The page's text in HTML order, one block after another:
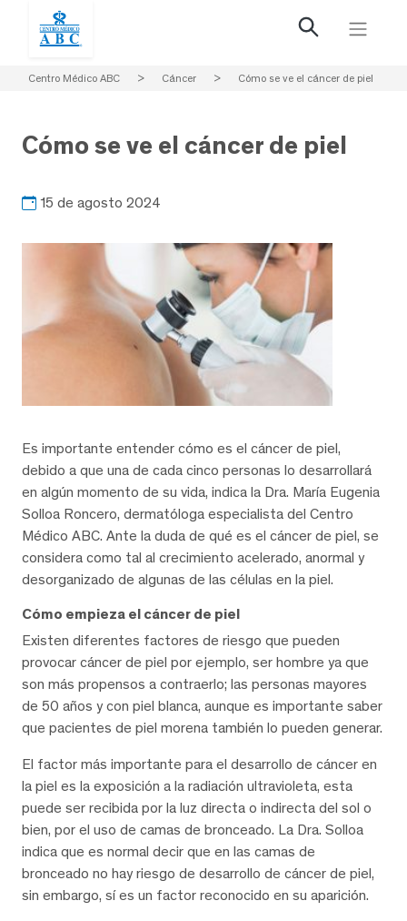
Centro Médico ABC > Cáncer > Cómo se ve el cáncer de piel
Cómo se ve el cáncer de piel
15 de agosto 2024
Es importante entender cómo es el cáncer de piel,
debido a que una de cada cinco personas lo desarrollará
en algún momento de su vida, indica la Dra. María Eugenia
Solloa Roncero, dermatóloga especialista del Centro
Médico ABC. Ante la duda de qué es el cáncer de piel, se
considera como tal al crecimiento acelerado, anormal y
desorganizado de algunas de las células en la piel.
Cómo empieza el cáncer de piel
Existen diferentes factores de riesgo que pueden
provocar cáncer de piel por ejemplo, ser hombre ya que
son más propensos a contraerlo; las personas mayores
de 50 años y con piel blanca, aunque es importante saber
que pacientes de piel morena también lo pueden generar.
El factor más importante para el desarrollo de cáncer en
la piel es la exposición a la radiación ultravioleta, esta
puede ser recibida por la luz directa o indirecta del sol o
bien, por el uso de camas de bronceado. La Dra. Solloa
indica que es normal decir que en las camas de
bronceado no hay riesgo de desarrollo de cáncer de piel,
sin embargo, sí es un factor reconocido en su aparición.